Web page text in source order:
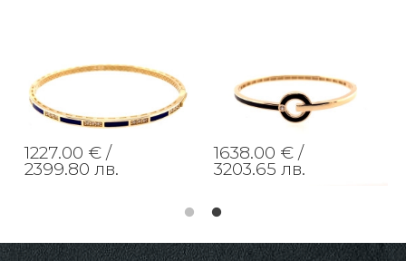
1227.00 € /
2399.80 лв.
1638.00 € /
3203.65 лв.